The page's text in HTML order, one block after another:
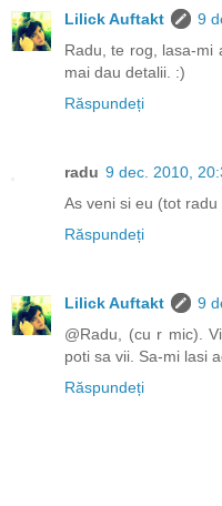
Lilick Auftakt
9
Radu, te rog, lasa-mi
mai dau detalii. :)
Răspundeți
radu 9 dec. 2010,
As veni si eu (tot radu
Răspundeți
Lilick Auftakt
9
@Radu, (cu r mic).
poti sa vii. Sa-mi lasi
Răspundeți